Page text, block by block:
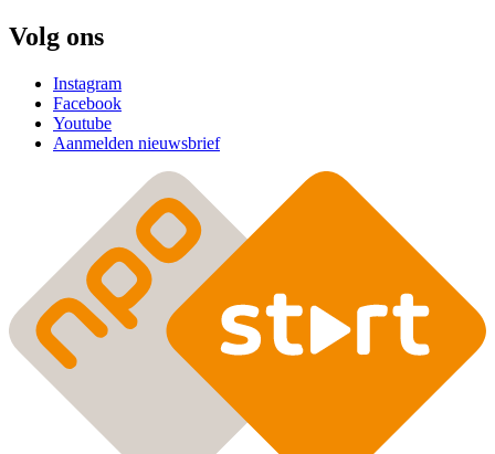
Volg ons
Instagram
Facebook
Youtube
Aanmelden nieuwsbrief